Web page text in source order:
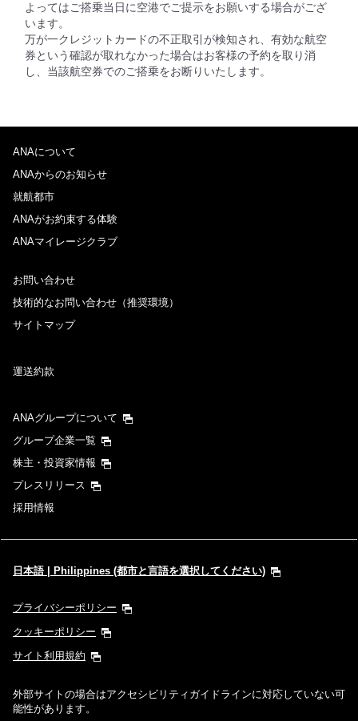
よってはご搭乗当日に空港でご提示をお願いする場合がござ
います。
万が一クレジットカードの不正取引が検知され、有効な航空
券という確認が取れなかった場合はお客様の予約を取り消
し、当該航空券でのご搭乗をお断りいたします。
ANAについて
ANAからのお知らせ
就航都市
ANAがお約束する体験
ANAマイレージクラブ
お問い合わせ
技術的なお問い合わせ（推奨環境）
サイトマップ
運送約款
ANAグループについて
グループ企業一覧
株主・投資家情報
プレスリリース
採用情報
日本語 | Philippines (都市と言語を選択してください)
プライバシーポリシー
クッキーポリシー
サイト利用規約
外部サイトの場合はアクセシビリティガイドラインに対応していない可
能性があります。